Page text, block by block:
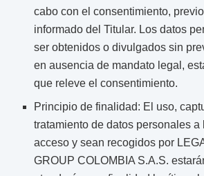
cabo con el consentimiento,
informado del Titular. Los datos
ser obtenidos o divulgados sin
en ausencia de mandato legal,
que releve el consentimiento.
Principio de finalidad: El uso,
tratamiento de datos personales a
acceso y sean recogidos por
GROUP COLOMBIA S.A.S.